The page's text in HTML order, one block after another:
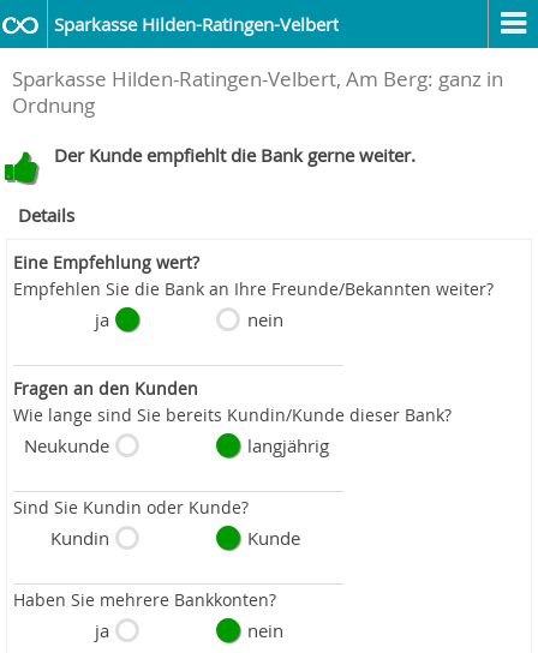
Sparkasse Hilden-Ratingen-Velbert
Sparkasse Hilden-Ratingen-Velbert, Am Berg: ganz in
Ordnung
Der Kunde empfiehlt die Bank gerne weiter.
Details
Eine Empfehlung wert?
Empfehlen Sie die Bank an Ihre Freunde/Bekannten weiter?
ja nein
Fragen an den Kunden
Wie lange sind Sie bereits Kundin/Kunde dieser Bank?
Neukunde langjährig
Sind Sie Kundin oder Kunde?
Kundin Kunde
Haben Sie mehrere Bankkonten?
ja nein